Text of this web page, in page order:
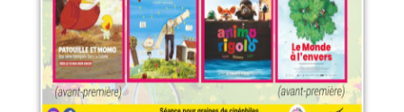
LIRE PLUS